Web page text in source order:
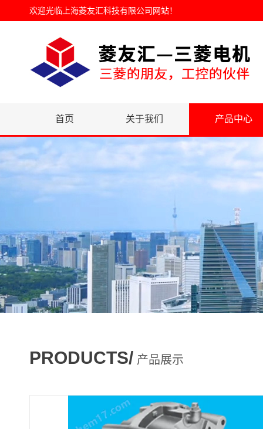
欢迎光临 上海菱友汇科技有限公司网站！
首页 关于我们 产品中心
PRODUCTS/ 产品展示